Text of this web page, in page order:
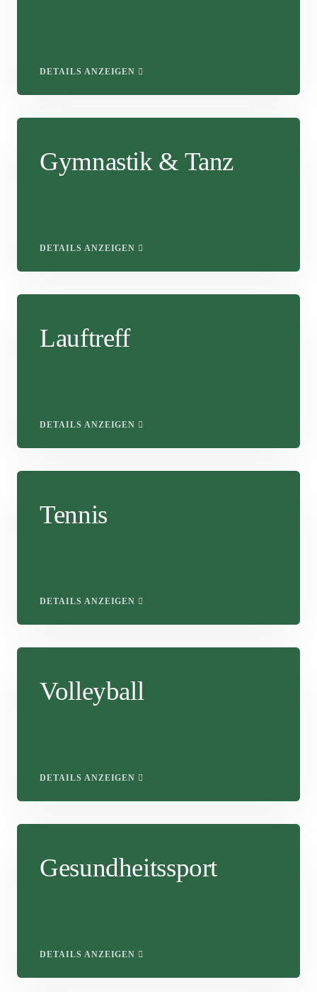
DETAILS ANZEIGEN
Gymnastik & Tanz
DETAILS ANZEIGEN
Lauftreff
DETAILS ANZEIGEN
Tennis
DETAILS ANZEIGEN
Volleyball
DETAILS ANZEIGEN
Gesundheitssport
DETAILS ANZEIGEN